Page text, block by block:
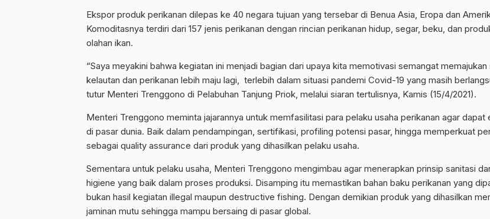
Ekspor produk perikanan dilepas ke 40 negara tujuan yang tersebar di Benua Asia, Eropa dan
Komoditasnya terdiri dari 157 jenis perikanan dengan rincian perikanan hidup, segar, beku, dan
olahan ikan.
“Saya meyakini bahwa kegiatan ini menjadi bagian dari upaya kita memotivasi semangat
kelautan dan perikanan lebih maju lagi, terlebih dalam situasi pandemi Covid-19 yang masih
tutur Menteri Trenggono di Pelabuhan Tanjung Priok, melalui siaran tertulisnya, Kamis (15/4/2021).
Menteri Trenggono meminta jajarannya untuk memfasilitasi para pelaku usaha perikanan agar dapat
di pasar dunia. Baik dalam pendampingan, sertifikasi, profiling potensi pasar, hingga memperkuat
sebagai quality assurance dari produk yang dihasilkan pelaku usaha.
Sementara untuk pelaku usaha, Menteri Trenggono mengimbau agar menerapkan prinsip sanitasi
higiene yang baik dalam proses produksi. Disamping itu memastikan bahan baku perikanan yang
bukan hasil kegiatan illegal maupun destructive fishing. Dengan demikian produk yang dihasilkan
jaminan mutu sehingga mampu bersaing di pasar global.